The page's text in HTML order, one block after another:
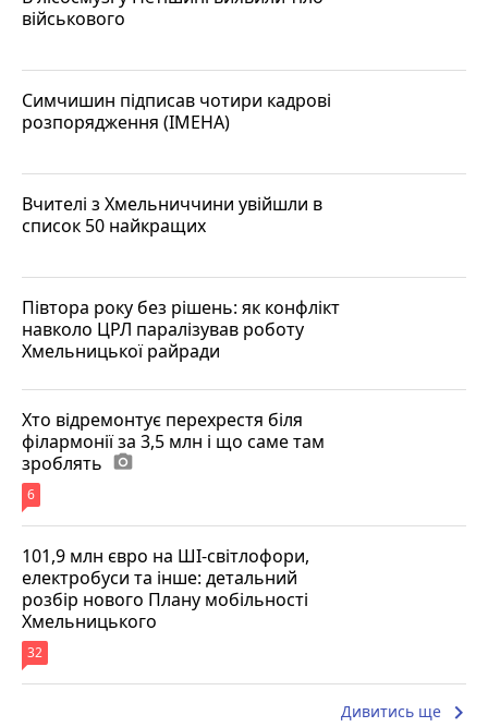
військового
Симчишин підписав чотири кадрові
розпорядження (ІМЕНА)
Вчителі з Хмельниччини увійшли в
список 50 найкращих
Півтора року без рішень: як конфлікт
навколо ЦРЛ паралізував роботу
Хмельницької райради
Хто відремонтує перехрестя біля
філармонії за 3,5 млн і що саме там
зроблять photo_camera
6
101,9 млн євро на ШІ-світлофори,
електробуси та інше: детальний
розбір нового Плану мобільності
Хмельницького
32
Дивитись ще keyboard_arrow_right